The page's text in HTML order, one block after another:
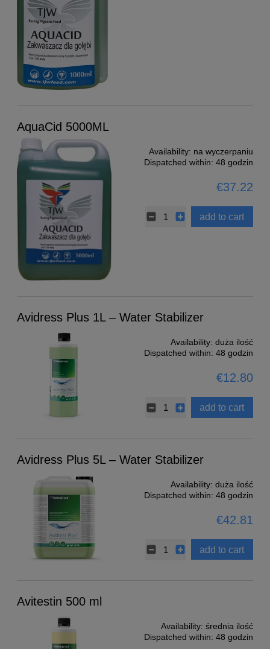
AquaCid 5000ML
Availability: na wyczerpaniu
Dispatched within: 48 godzin
€37.22
add to cart
Avidress Plus 1L – Water Stabilizer
Availability: duża ilość
Dispatched within: 48 godzin
€12.80
add to cart
Avidress Plus 5L – Water Stabilizer
Availability: duża ilość
Dispatched within: 48 godzin
€42.81
add to cart
Avitestin 500 ml
Availability: średnia ilość
Dispatched within: 48 godzin